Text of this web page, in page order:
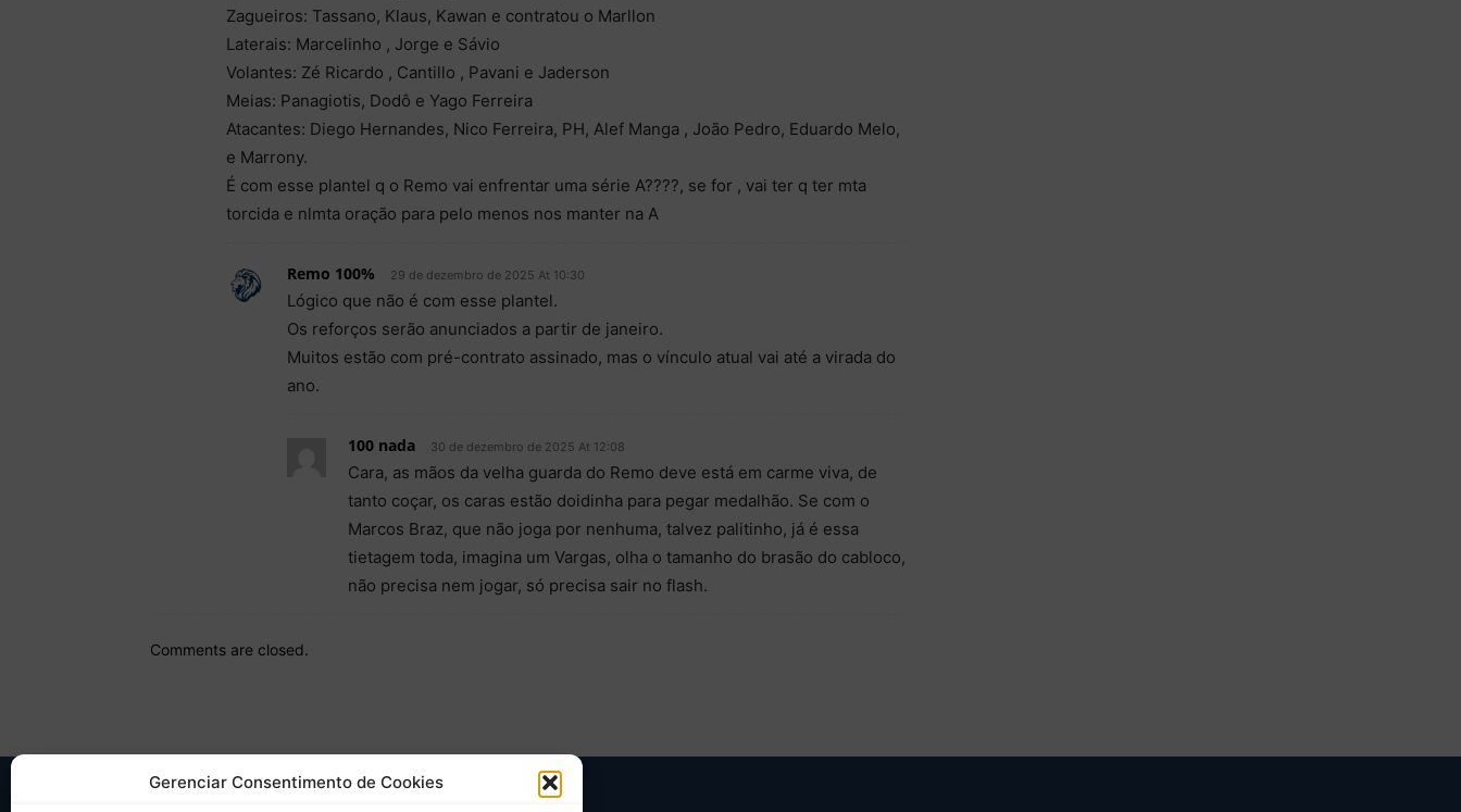
Gerenciar Consentimento de Cookies
Zagueiros: Tassano, Klaus, Kawan e contratou o Marllon
Laterais: Marcelinho , Jorge e Sávio
Volantes: Zé Ricardo , Cantillo , Pavani e Jaderson
Meias: Panagiotis, Dodô e Yago Ferreira
Atacantes: Diego Hernandes, Nico Ferreira, PH, Alef Manga , João Pedro, Eduardo Melo,
e Marrony.
É com esse plantel q o Remo vai enfrentar uma série A????, se for , vai ter q ter mta
torcida e nlmta oração para pelo menos nos manter na A
Remo 100% 29 de dezembro de 2025 At 10:30
Lógico que não é com esse plantel.
Os reforços serão anunciados a partir de janeiro.
Muitos estão com pré-contrato assinado, mas o vínculo atual vai até a virada do
ano.
100 nada 30 de dezembro de 2025 At 12:08
Cara, as mãos da velha guarda do Remo deve está em carme viva, de
tanto coçar, os caras estão doidinha para pegar medalhão. Se com o
Marcos Braz, que não joga por nenhuma, talvez palitinho, já é essa
tietagem toda, imagina um Vargas, olha o tamanho do brasão do cabloco,
não precisa nem jogar, só precisa sair no flash.
Comments are closed.